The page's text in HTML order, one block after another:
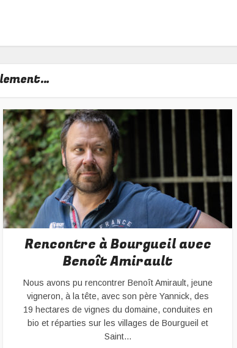
Rencontre à Bourgueil avec
Benoît Amirault
Nous avons pu rencontrer Benoît Amirault, jeune
vigneron, à la tête, avec son père Yannick, des
19 hectares de vignes du domaine, conduites en
bio et réparties sur les villages de Bourgueil et
Saint...